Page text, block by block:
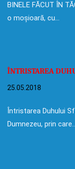
BINELE FĂCUT ÎN
o moșioară, cu…
ÎNTRISTAREA
25.05.2018
Întristarea Duhului
Dumnezeu, prin